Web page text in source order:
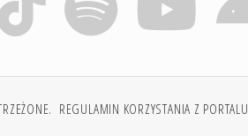
REGULAMIN KORZYSTANIA Z PORTALU